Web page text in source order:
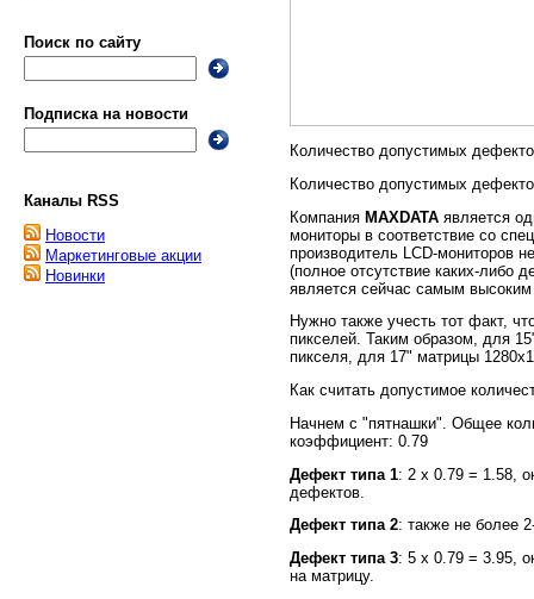
Поиск по сайту
Подписка на новости
Каналы RSS
Новости
Маркетинговые акции
Новинки
Количество допустимых
Количество допустимых
Компания MAXDATA является
мониторы в соответствие со
производитель LCD-мониторов
(полное отсутствие каких-либо
является сейчас самым
Нужно также учесть тот факт,
пикселей. Таким образом, для
пикселя, для 17" матрицы
Как считать допустимое
Начнем с "пятнашки". Общее
коэффициент: 0.79
Дефект типа 1: 2 х 0.79 = 1.58,
дефектов.
Дефект типа 2: также не более
Дефект типа 3: 5 х 0.79 = 3.95,
на матрицу.